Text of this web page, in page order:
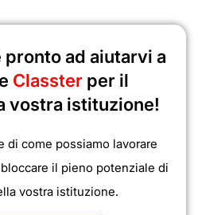
pronto ad aiutarvi a
Classter per il
vostra istituzione!
di come possiamo lavorare
il pieno potenziale di
vostra istituzione.